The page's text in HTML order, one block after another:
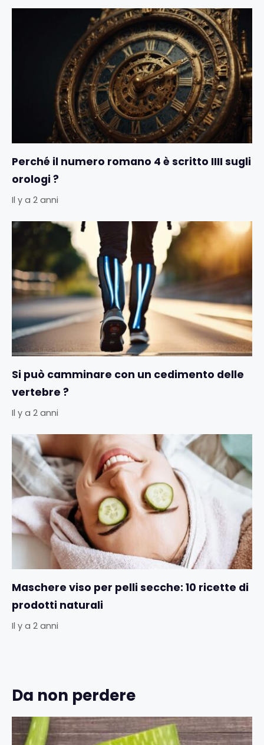
Perché il numero romano 4 è scritto IIII sugli
orologi ?
Il y a 2 anni
Si può camminare con un cedimento delle
vertebre ?
Il y a 2 anni
Maschere viso per pelli secche: 10 ricette di
prodotti naturali
Il y a 2 anni
Da non perdere